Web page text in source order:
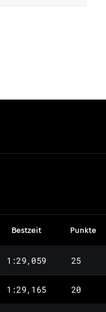
Bestzeit Punkte
1:29,059 25
1:29,165 20